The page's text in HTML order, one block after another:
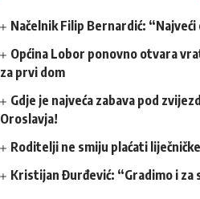
Načelnik Filip Bernardić:
Općina Lobor ponovno otvara
za prvi dom
Gdje je najveća zabava pod
Oroslavja!
Roditelji ne smiju plaćati
Kristijan Đurđević: “Gradimo i za